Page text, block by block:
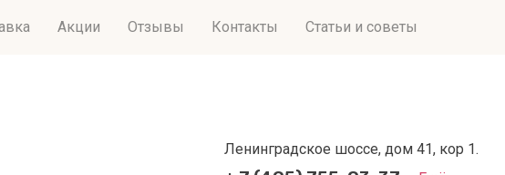
Акции Отзывы Контакты Статьи и советы
Ленинградское шоссе, дом 41, кор 1.